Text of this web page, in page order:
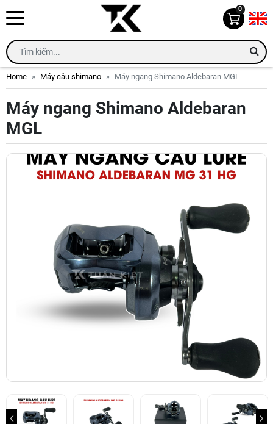
0
Home Máy câu shimano Máy ngang Shimano Aldebaran MGL
Máy ngang Shimano Aldebaran
MGL